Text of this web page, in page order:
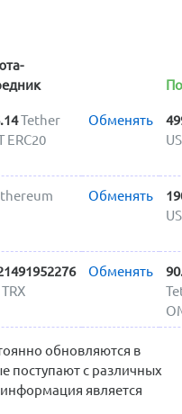
Tether
ERC20
Обменять
Обменять
Обменять
обновляются в
поступают с различных
является